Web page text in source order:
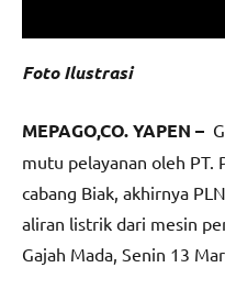
Foto Ilustrasi
MEPAGO,CO. YAPEN –
mutu pelayanan oleh PT.
cabang Biak, akhirnya
aliran listrik dari mesin
Gajah Mada, Senin 13